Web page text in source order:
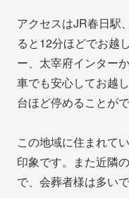
アクセスはJR春日駅
ると12分ほどでお越
ー、太宰府インター
車でも安心してお越
台ほど停めることが
この地域に住まれて
印象です。また近隣
で、会葬者様は多いで